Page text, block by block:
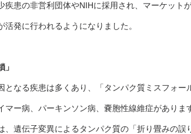
疾患の非営利団体やNIHに採用され、マーケット
発に行われるようになりました。
」
となる疾患は多くあり、「タンパク質ミスフォ
マー病、パーキンソン病、嚢胞性線維症がありま
、遺伝子変異によるタンパク質の「折り畳みの誤